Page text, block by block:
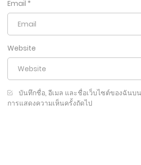
Email *
Website
บันทึกชื่อ, อีเมล และชื่อเว็บไซต์ของฉันบ
การแสดงความเห็นครั้งถัดไป